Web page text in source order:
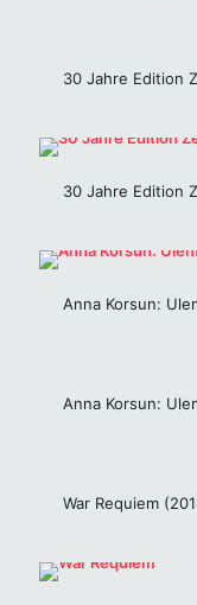
30 Jahre Edition
30 Jahre Edition
Anna Korsun:
Anna Korsun:
War Requiem